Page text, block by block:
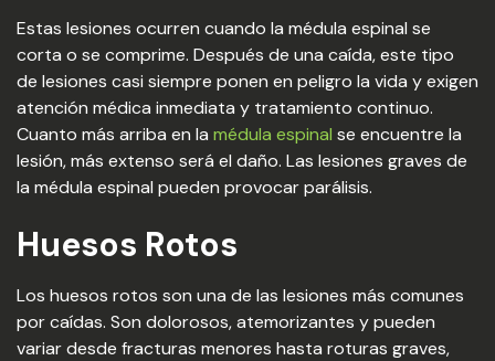
Estas lesiones ocurren cuando la médula espinal se
corta o se comprime. Después de una caída, este tipo
de lesiones casi siempre ponen en peligro la vida y exigen
atención médica inmediata y tratamiento continuo.
Cuanto más arriba en la médula espinal se encuentre la
lesión, más extenso será el daño. Las lesiones graves de
la médula espinal pueden provocar parálisis.
Huesos Rotos
Los huesos rotos son una de las lesiones más comunes
por caídas. Son dolorosos, atemorizantes y pueden
variar desde fracturas menores hasta roturas graves,